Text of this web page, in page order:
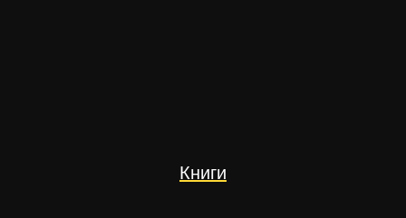
Книги